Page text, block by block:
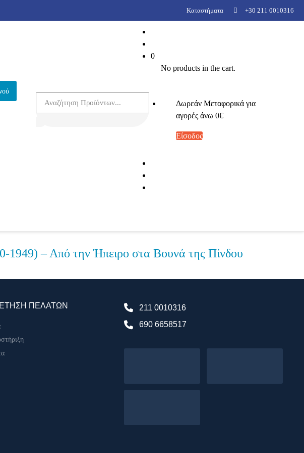
Καταστήματα +30 211 0010316
Αναζήτηση
0
No products in the cart.
Δωρεάν Μεταφορικά για
αγορές άνω 0€
Είσοδος
– Από την Ήπειρο στα Βουνά της Πίνδου
ΠΕΛΑΤΩΝ
211 0010316
690 6658517